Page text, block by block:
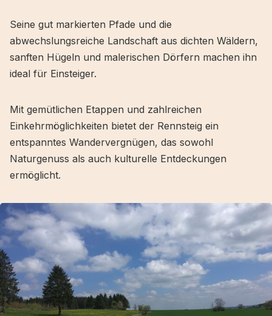
Seine gut markierten Pfade und die
abwechslungsreiche Landschaft aus dichten Wäldern,
sanften Hügeln und malerischen Dörfern machen ihn
ideal für Einsteiger.
Mit gemütlichen Etappen und zahlreichen
Einkehrmöglichkeiten bietet der Rennsteig ein
entspanntes Wandervergnügen, das sowohl
Naturgenuss als auch kulturelle Entdeckungen
ermöglicht.